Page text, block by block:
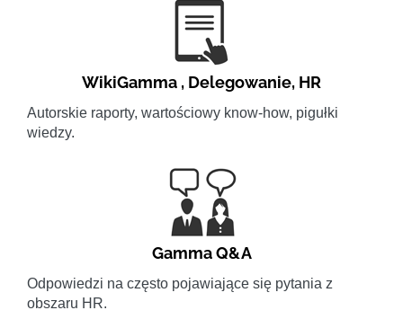
WikiGamma , Delegowanie, HR
Autorskie raporty, wartościowy know-how, pigułki
wiedzy.
Gamma Q&A
Odpowiedzi na często pojawiające się pytania z
obszaru HR.